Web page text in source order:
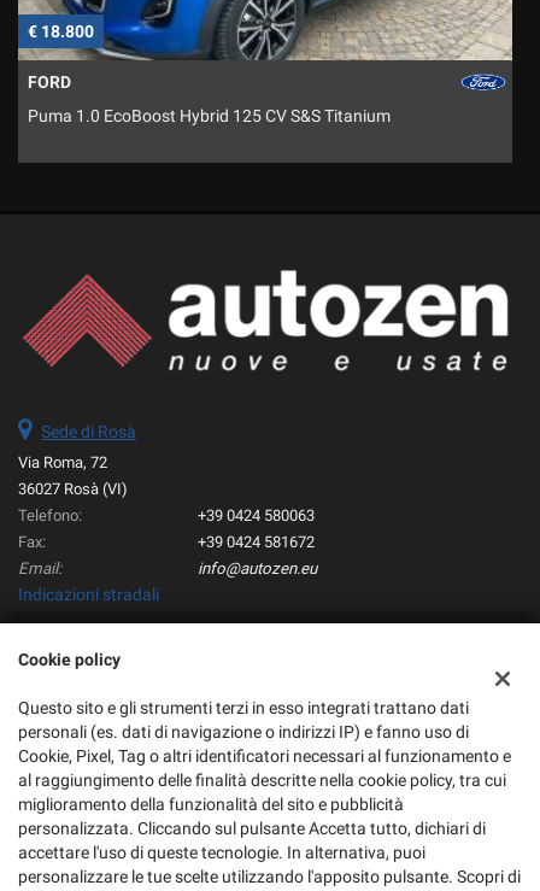
€ 18.800
FORD
Puma 1.0 EcoBoost Hybrid 125 CV S&S Titanium
Sede di Rosà
Via Roma, 72
36027 Rosà (VI)
Telefono:
+39 0424 580063
Fax:
+39 0424 581672
Email:
info@autozen.eu
Indicazioni stradali
Autozen Srl
Via Roma, 72, Rosà (VI)
C.F/P.IVA:02884770245
Registro delle imprese:VI
Cookie policy
Questo sito e gli strumenti terzi in esso integrati trattano dati
personali (es. dati di navigazione o indirizzi IP) e fanno uso di
Cookie, Pixel, Tag o altri identificatori necessari al funzionamento e
al raggiungimento delle finalità descritte nella cookie policy, tra cui
miglioramento della funzionalità del sito e pubblicità
personalizzata. Cliccando sul pulsante Accetta tutto, dichiari di
accettare l'uso di queste tecnologie. In alternativa, puoi
personalizzare le tue scelte utilizzando l'apposito pulsante. Scopri di